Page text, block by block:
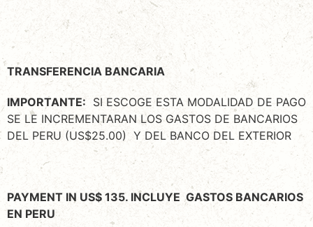
TRANSFERENCIA BANCARIA
IMPORTANTE: SI ESCOGE ESTA MODALIDAD DE PAGO
SE LE INCREMENTARAN LOS GASTOS DE BANCARIOS
DEL PERU (US$25.00) Y DEL BANCO DEL EXTERIOR
PAYMENT IN US$ 135. INCLUYE GASTOS BANCARIOS
EN PERU